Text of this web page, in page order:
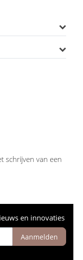
schrijven van een
en innovaties
Aanmelden